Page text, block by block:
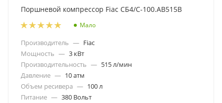
Поршневой компрессор Fiac СБ4/С-100.AB515В
Мало
Производитель — Fiac
Мощность — 3 кВт
Производительность — 515 л/мин
Давление — 10 атм
Объем ресивера — 100 л
Питание — 380 Вольт